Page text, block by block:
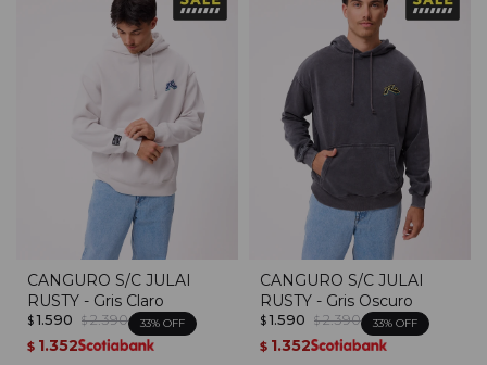
CANGURO S/C JULAI
RUSTY - Gris Claro
$ 1.590 $ 2.390 33
$ 1.352
CANGURO S/C JULAI
RUSTY - Gris Oscuro
$ 1.590 $ 2.390 33
$ 1.352